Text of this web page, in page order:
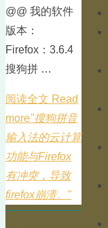
@@ 我的软件
版本：
Firefox：3.6.4
搜狗拼 …
阅读全文 Read
more"搜狗拼音
输入法的云计算
功能与Firefox
有冲突，导致
firefox崩溃。"